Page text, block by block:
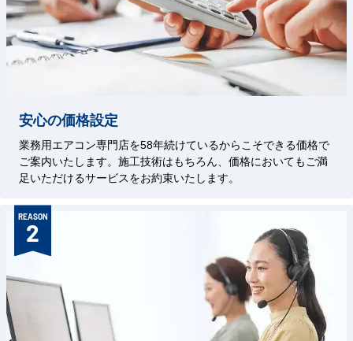
安心の価格設定
業務用エアコン専門店を58年続けているからこそできる価格で
ご案内いたします。施工技術はもちろん、価格においてもご満
足いただけるサービスをお約束いたします。
REASON
2